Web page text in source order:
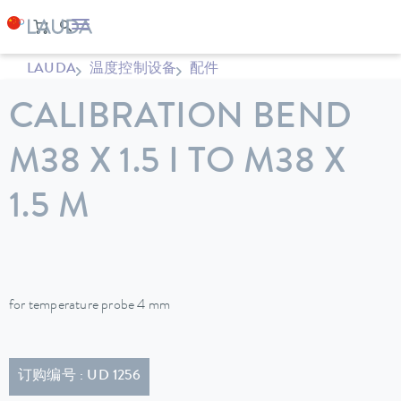
LAUDA 温度控制设备 配件
CALIBRATION BEND
M38 X 1.5 I TO M38 X
1.5 M
for temperature probe 4 mm
订购编号 : UD 1256